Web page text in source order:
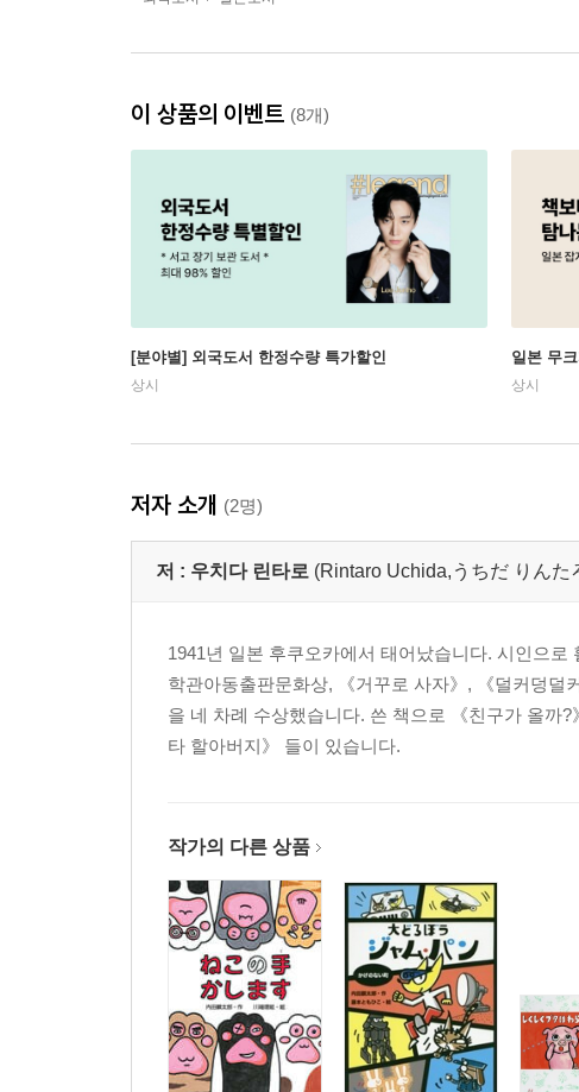
이 상품의 이벤트 (8개)
[분야별] 외국도서 한정수량 특가할인
상시
일본 무
상시
저자 소개 (2명)
저 : 우치다 린타로 (Rintaro Uchida,うちだ りんた
1941년 일본 후쿠오카에서 태어났습니다. 시인으
학관아동출판문화상, 《거꾸로 사자》, 《덜커덩
을 네 차례 수상했습니다. 쓴 책으로 《친구가 올까
타 할아버지》 들이 있습니다.
작가의 다른 상품